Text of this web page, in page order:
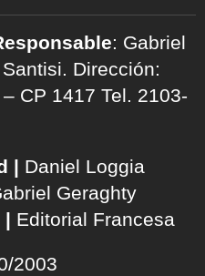
: Gabriel
Dirección:
CP 1417 Tel. 2103-
| Daniel Loggia
Geraghty
| Editorial Francesa
2003